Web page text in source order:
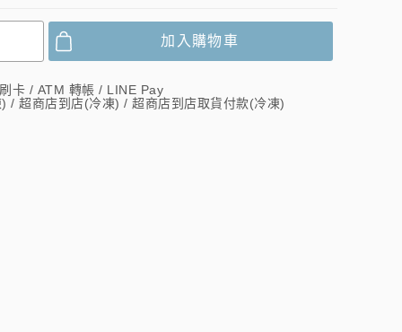
加入購物車
卡 / ATM 轉帳 / LINE Pay
/ 超商店到店(冷凍) / 超商店到店取貨付款(冷凍)